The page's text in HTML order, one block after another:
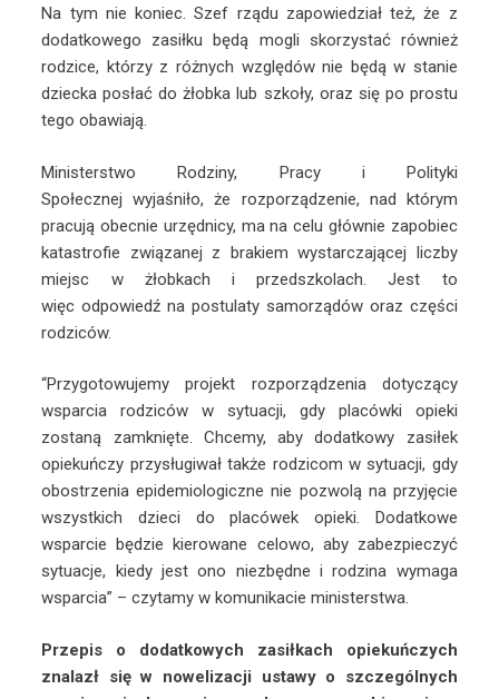
Na tym nie koniec. Szef rządu zapowiedział też, że z
dodatkowego zasiłku będą mogli skorzystać również
rodzice, którzy z różnych względów nie będą w stanie
dziecka posłać do żłobka lub szkoły, oraz się po prostu
tego obawiają.
Ministerstwo Rodziny, Pracy i Polityki
Społecznej wyjaśniło, że rozporządzenie, nad którym
pracują obecnie urzędnicy, ma na celu głównie zapobiec
katastrofie związanej z brakiem wystarczającej liczby
miejsc w żłobkach i przedszkolach. Jest to
więc odpowiedź na postulaty samorządów oraz części
rodziców.
“Przygotowujemy projekt rozporządzenia dotyczący
wsparcia rodziców w sytuacji, gdy placówki opieki
zostaną zamknięte. Chcemy, aby dodatkowy zasiłek
opiekuńczy przysługiwał także rodzicom w sytuacji, gdy
obostrzenia epidemiologiczne nie pozwolą na przyjęcie
wszystkich dzieci do placówek opieki. Dodatkowe
wsparcie będzie kierowane celowo, aby zabezpieczyć
sytuacje, kiedy jest ono niezbędne i rodzina wymaga
wsparcia” – czytamy w komunikacie ministerstwa.
Przepis o dodatkowych zasiłkach opiekuńczych
znalazł się w nowelizacji ustawy o szczególnych